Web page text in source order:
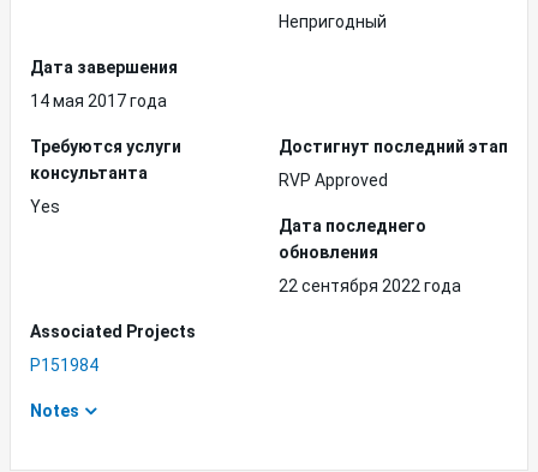
Непригодный
Дата завершения
14 мая 2017 года
Требуются услуги
консультанта
Yes
Достигнут последний этап
RVP Approved
Дата последнего
обновления
22 сентября 2022 года
Associated Projects
P151984
Notes